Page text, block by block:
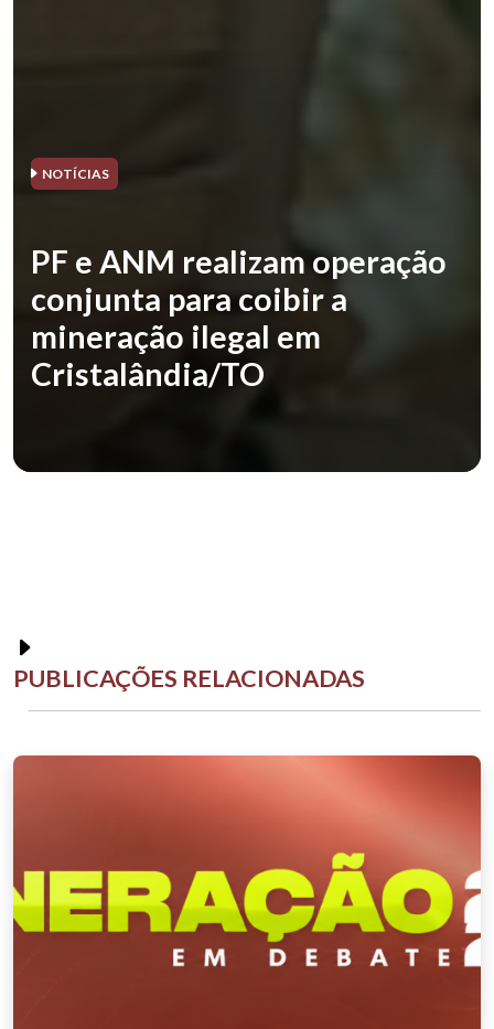
NOTÍCIAS
PF e ANM realizam operação
conjunta para coibir a
mineração ilegal em
Cristalândia/TO
PUBLICAÇÕES RELACIONADAS